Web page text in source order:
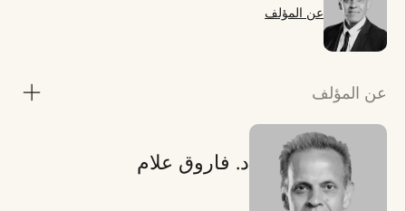
عن المؤلف
عن المؤلف
د. فاروق علام